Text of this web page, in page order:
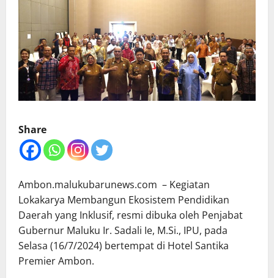
Share
Ambon.malukubarunews.com – Kegiatan
Lokakarya Membangun Ekosistem Pendidikan
Daerah yang Inklusif, resmi dibuka oleh Penjabat
Gubernur Maluku Ir. Sadali Ie, M.Si., IPU, pada
Selasa (16/7/2024) bertempat di Hotel Santika
Premier Ambon.